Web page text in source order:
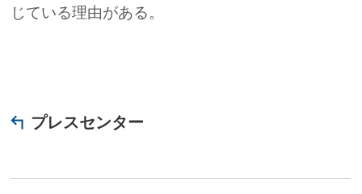
じている理由がある。
プレスセンター